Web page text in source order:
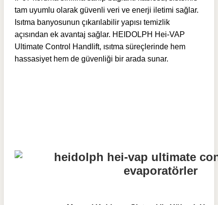
tam uyumlu olarak güvenli veri ve enerji iletimi sağlar.
Isıtma banyosunun çıkarılabilir yapısı temizlik
açısından ek avantaj sağlar. HEIDOLPH Hei-VAP
Ultimate Control Handlift, ısıtma süreçlerinde hem
hassasiyet hem de güvenliği bir arada sunar.